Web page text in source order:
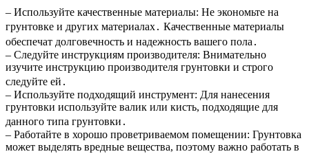
– Используйте качественные материалы: Не экономьте на
грунтовке и других материалах․ Качественные материалы
обеспечат долговечность и надежность вашего пола․
– Следуйте инструкциям производителя: Внимательно
изучите инструкцию производителя грунтовки и строго
следуйте ей․
– Используйте подходящий инструмент: Для нанесения
грунтовки используйте валик или кисть, подходящие для
данного типа грунтовки․
– Работайте в хорошо проветриваемом помещении: Грунтовка
может выделять вредные вещества, поэтому важно работать в